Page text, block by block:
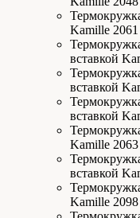
Kamille
вставкой
вставкой
вставкой
Kamille
вставкой
Kamille 2098